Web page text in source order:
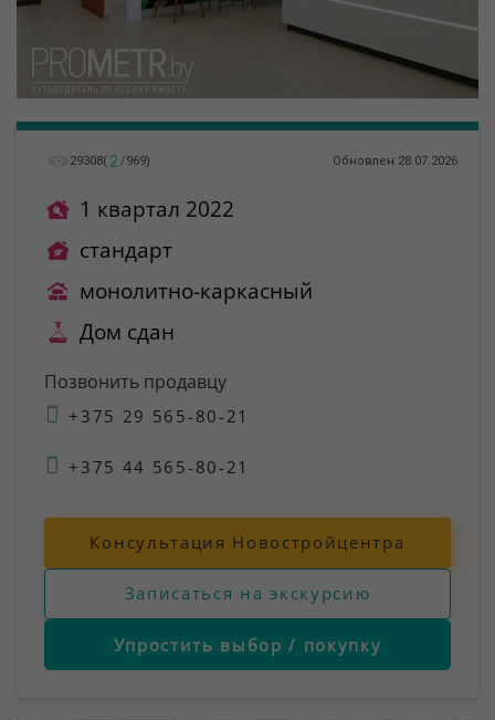
29308( 2 /969) Обновлен 28.07.2026
1 квартал 2022
стандарт
монолитно-каркасный
Дом сдан
Позвонить продавцу
+375 29 565-80-21
+375 44 565-80-21
Консультация Новостройцентра
Записаться на экскурсию
Упростить выбор / покупку